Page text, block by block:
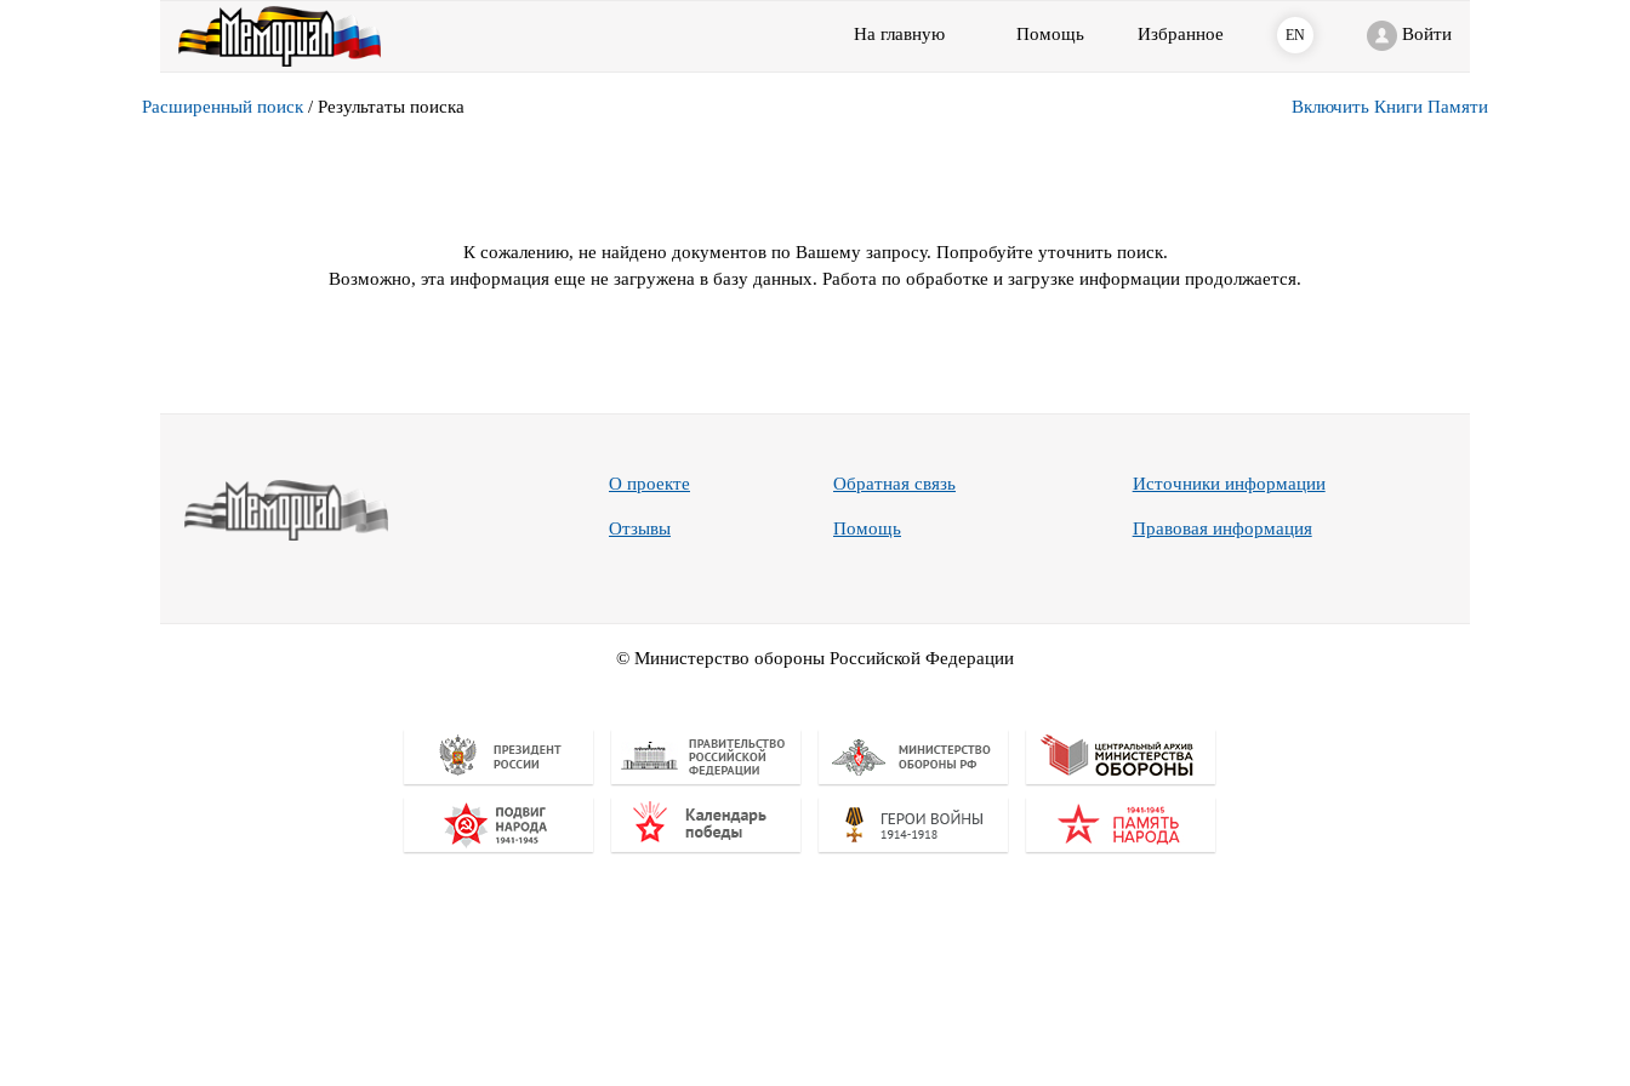
На главную Помощь Избранное EN Войти
Расширенный поиск / Результаты поиска Включить Книги Памяти
К сожалению, не найдено документов по Вашему запросу. Попробуйте уточнить поиск.
Возможно, эта информация еще не загружена в базу данных. Работа по обработке и загрузке информации продолжается.
О проекте
Отзывы
Обратная связь
Помощь
Источники информации
Правовая информация
© Министерство обороны Российской Федерации